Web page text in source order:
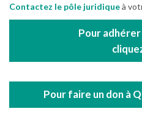
Contactez le pôle juridiqueà
Pour adhérer
Pour faire un don à